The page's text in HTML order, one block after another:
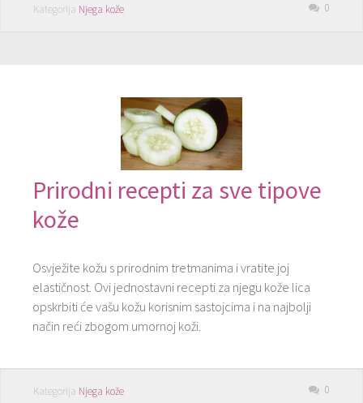
Kategorija Njega kože 0
Prirodni recepti za sve tipove
kože
Osvježite kožu s prirodnim tretmanima i vratite joj
elastičnost. Ovi jednostavni recepti za njegu kože lica
opskrbiti će vašu kožu korisnim sastojcima i na najbolji
način reći zbogom umornoj koži.
Kategorija Njega kože 0